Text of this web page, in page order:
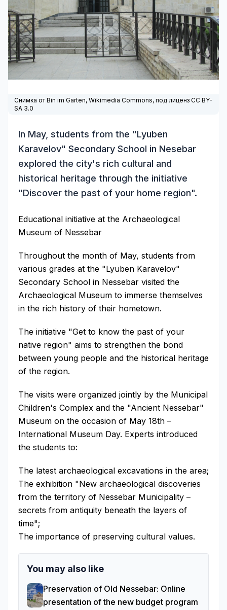
Снимка от Bin im Garten, Wikimedia Commons, под лиценз CC BY-
SA 3.0
In May, students from the "Lyuben
Karavelov" Secondary School in Nesebar
explored the city's rich cultural and
historical heritage through the initiative
"Discover the past of your home region".
Educational initiative at the Archaeological
Museum of Nessebar
Throughout the month of May, students from
various grades at the "Lyuben Karavelov"
Secondary School in Nessebar visited the
Archaeological Museum to immerse themselves
in the rich history of their hometown.
The initiative "Get to know the past of your
native region" aims to strengthen the bond
between young people and the historical heritage
of the region.
The visits were organized jointly by the Municipal
Children's Complex and the "Ancient Nessebar"
Museum on the occasion of May 18th –
International Museum Day. Experts introduced
the students to:
The latest archaeological excavations in the area;
The exhibition "New archaeological discoveries
from the territory of Nessebar Municipality –
secrets from antiquity beneath the layers of
time";
The importance of preserving cultural values.
You may also like
Preservation of Old Nessebar: Online
presentation of the new budget program